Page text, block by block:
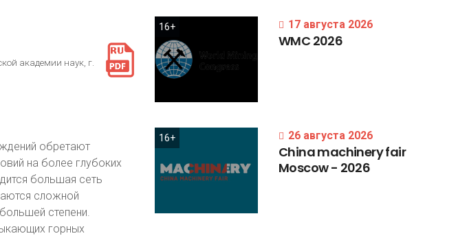
академии наук, г.
обретают
на более глубоких
большая сеть
сложной
степени.
горных
16+ 17 августа 2026
WMC 2026
16+ 26 августа 2026
Chinamachineryfair
Moscow- 2026